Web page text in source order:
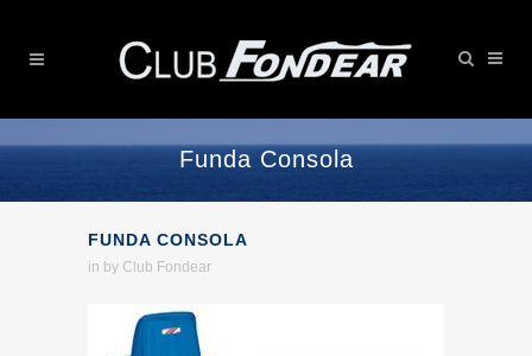
Funda Consola
FUNDA CONSOLA
in by Club Fondear